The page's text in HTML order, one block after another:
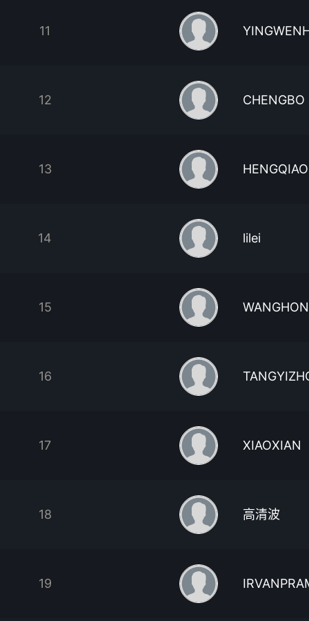
11
12 CHENGBO
13 HENGQIAO
14 lilei
15
16
17 XIAOXIAN
18 高清波
19